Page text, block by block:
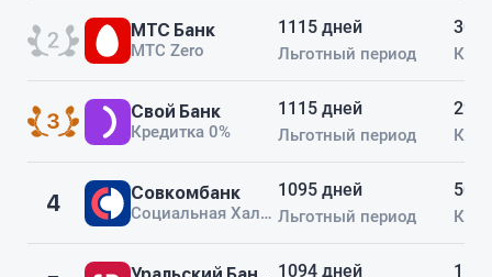
МТС Банк
МТС Zero
1115 дней
Льготный период
300
Свой Банк
Кредитка 0%
1115 дней
Льготный период
299
4 Совкомбанк
Социальная Халва
1095 дней
Льготный период
500
1094 дней 150